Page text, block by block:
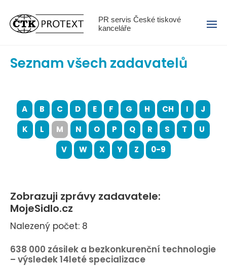
PR servis České tiskové
kanceláře
Menu
Seznam všech zadavatelů
A B C D E F G H CH I
J
K
L M N O P Q R S T
U
V
W X Y Z 0-9
Zobrazuji zprávy zadavatele:
MojeSidlo.cz
Nalezený počet: 8
638 000 zásilek a bezkonkurenční technologie
– výsledek 14leté specializace